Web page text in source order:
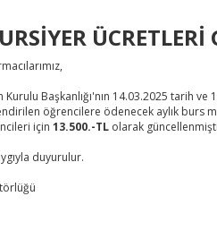
ÜCRETLERİ
Başkanlığı'nın 14.03.2025 tarih ve
öğrencilere ödenecek aylık burs
için 13.500.-TL olarak
duyurulur.